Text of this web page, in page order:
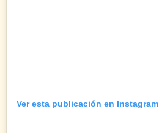
Ver esta publicación en Instagram